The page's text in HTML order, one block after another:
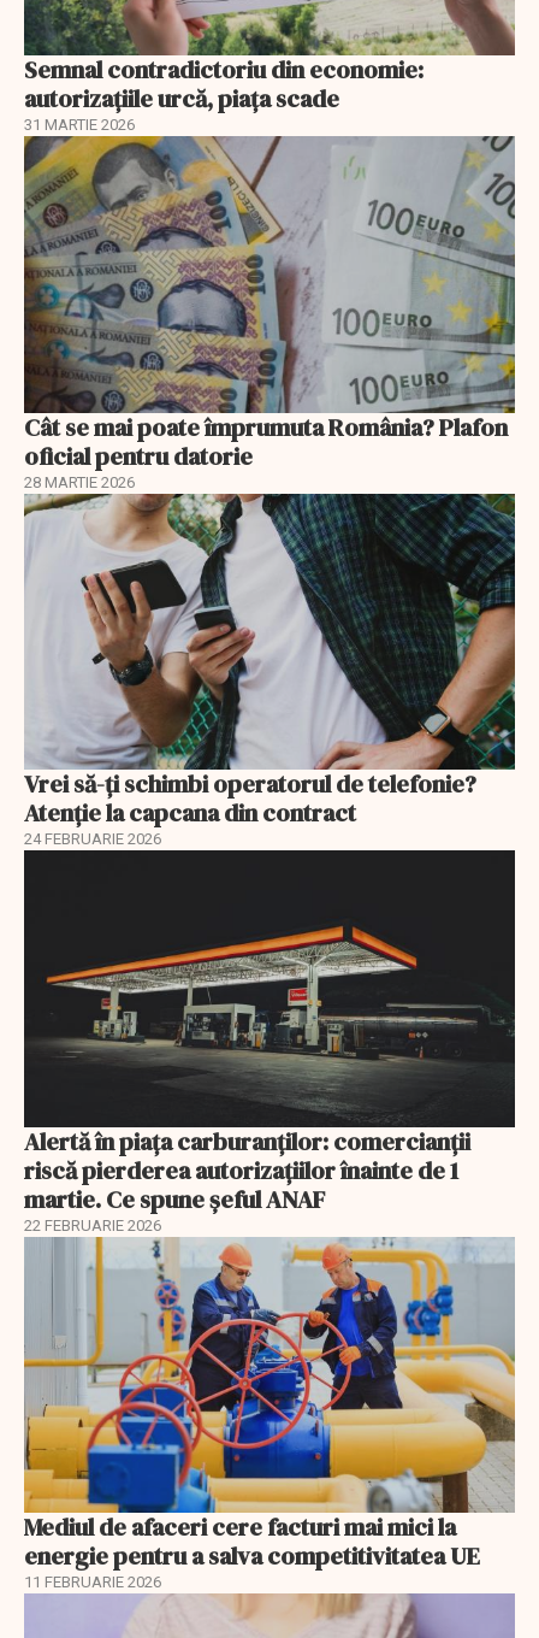
Semnal contradictoriu din economie:
autorizațiile urcă, piața scade
31 MARTIE 2026
Cât se mai poate împrumuta România? Plafon
oficial pentru datorie
28 MARTIE 2026
Vrei să-ți schimbi operatorul de telefonie?
Atenție la capcana din contract
24 FEBRUARIE 2026
Alertă în piața carburanților: comercianții
riscă pierderea autorizațiilor înainte de 1
martie. Ce spune șeful ANAF
22 FEBRUARIE 2026
Mediul de afaceri cere facturi mai mici la
energie pentru a salva competitivitatea UE
11 FEBRUARIE 2026